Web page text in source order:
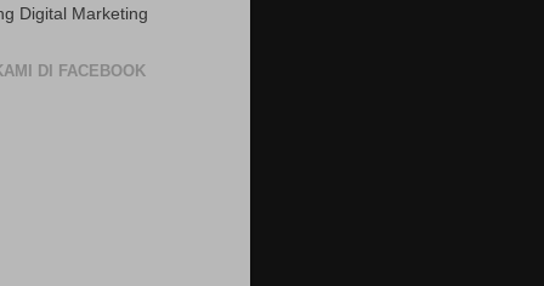
Digital Marketing
DI FACEBOOK